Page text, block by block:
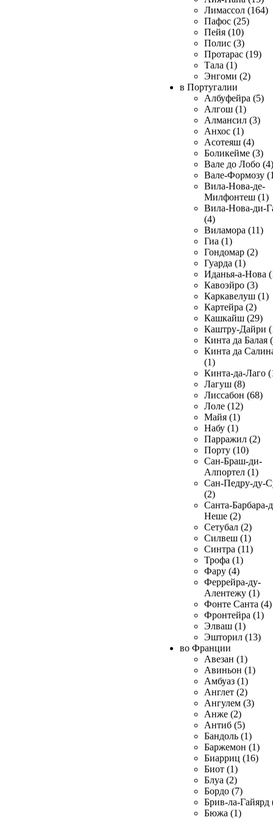
Лимассол (164)
Пафос (25)
Пейя (10)
Полис (3)
Протарас (19)
Тала (1)
Энгоми (2)
в Португалии
Албуфейра (5)
Алгош (1)
Алмансил (3)
Анхос (1)
Асотеяш (4)
Боликейме (3)
Вале до Лобо (4)
Вале-Формозу
Вила-Нова-де-
Милфонтеш (1)
Вила-Нова-ди-
(4)
Виламора (11)
Гиа (1)
Гондомар (2)
Гуарда (1)
Иданья-а-Нова
Кавоэйро (3)
Каркавелуш (1)
Картейра (2)
Кашкайш (29)
Каштру-Дайри
Кинта да Балая
Кинта да
(1)
Кинта-да-Лаго
Лагуш (8)
Лиссабон (68)
Лоле (12)
Майя (1)
Набу (1)
Парражил (2)
Порту (10)
Сан-Браш-ди-
Алпортел (1)
Сан-Педру-ду-
(2)
Санта-Барбара-
Неше (2)
Сетубал (2)
Силвеш (1)
Синтра (11)
Трофа (1)
Фару (4)
Феррейра-ду-
Алентежу (1)
Фонте Санта (4)
Фронтейра (1)
Элваш (1)
Эшторил (13)
во Франции
Авезан (1)
Авиньон (1)
Амбуаз (1)
Англет (2)
Ангулем (3)
Анже (2)
Антиб (5)
Бандоль (1)
Баржемон (1)
Биарриц (16)
Биот (1)
Блуа (2)
Бордо (7)
Брив-ла-Гайярд
Бюжа (1)